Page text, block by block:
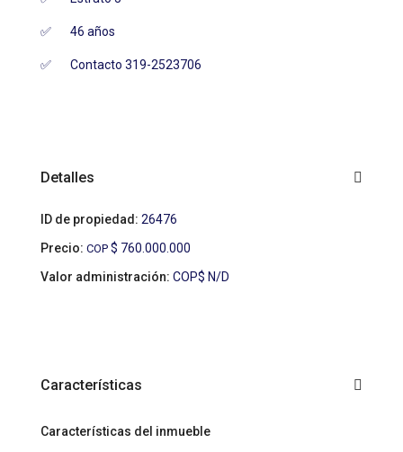
✅ 46 años
✅ Contacto 319-2523706
Detalles
ID de propiedad: 26476
Precio: COP $ 760.000.000
Valor administración: COP$ N/D
Características
Características del inmueble